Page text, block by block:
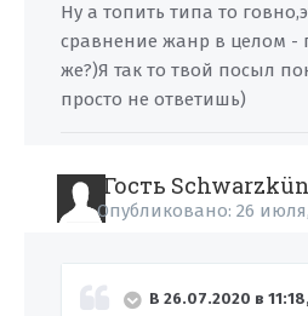
Ну а топить типа то
сравнение жанр в целом -
же?)Я так то твой посыл
просто не ответишь)
Гость
Опубликовано: 26
В 26.07.2020 в 11:18,